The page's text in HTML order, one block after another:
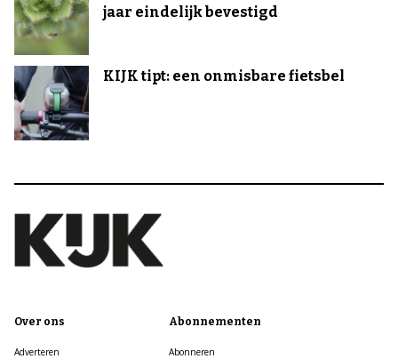
jaar eindelijk bevestigd
KIJK tipt: een onmisbare fietsbel
Over ons
Adverteren
Abonnementen
Abonneren